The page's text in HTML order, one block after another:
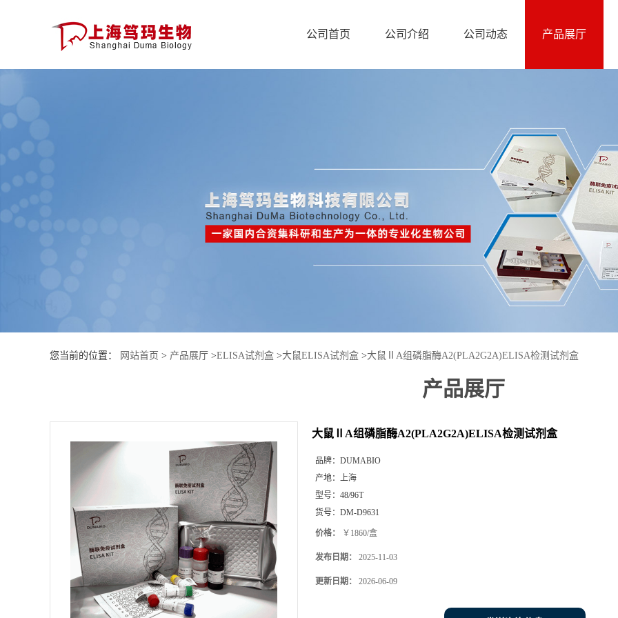
首
公司首页 公司介绍 公司动态 产品展厅
您当前的位置： 网站首页 > 产品展厅 >ELISA试剂盒 >大鼠ELISA试剂盒 >大鼠ⅡA组磷脂酶A2(PLA2G2A)ELISA检测试剂盒
产品展厅
大鼠ⅡA组磷脂酶A2(PLA2G2A)ELISA检测试剂盒
品牌： DUMABIO
产地：
上海
型号： 48/96T
货号： DM-D9631
价格： ￥1860/盒
发布日期： 2025-11-03
更新日期： 2026-06-09